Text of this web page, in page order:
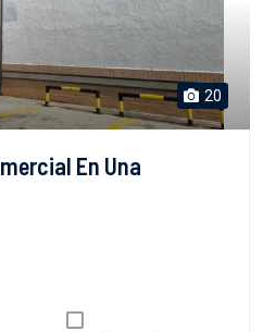
20
En Una